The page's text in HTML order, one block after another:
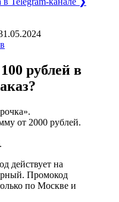
рублей в
от 2000 рублей.
действует на
Промокод
по Москве и